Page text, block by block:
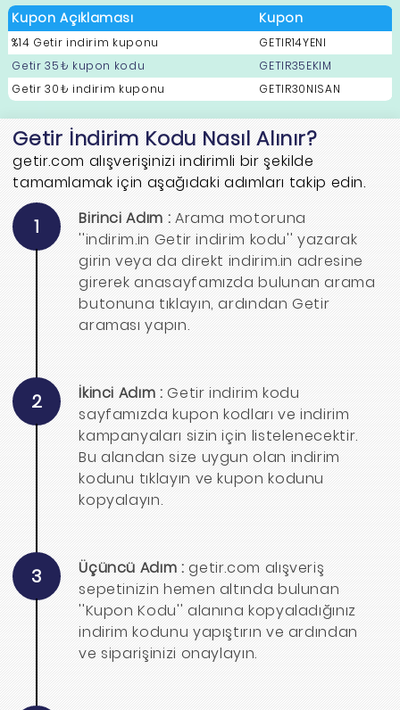
Kupon Açıklaması Kupon
%14 Getir indirim kuponu
GETIR14YENI
Getir 35₺ kupon kodu
GETIR35EKIM
Getir 30₺ indirim kuponu
GETIR30NISAN
Getir İndirim Kodu Nasıl Alınır?
getir.com alışverişinizi indirimli bir şekilde
tamamlamak için aşağıdaki adımları takip edin.
1 Birinci Adım : Arama motoruna
''indirim.in Getir indirim kodu'' yazarak
girin veya da direkt indirim.in adresine
girerek anasayfamızda bulunan arama
butonuna tıklayın, ardından Getir
araması yapın.
2 İkinci Adım : Getir indirim kodu
sayfamızda kupon kodları ve indirim
kampanyaları sizin için listelenecektir.
Bu alandan size uygun olan indirim
kodunu tıklayın ve kupon kodunu
kopyalayın.
3 Üçüncü Adım : getir.com alışveriş
sepetinizin hemen altında bulunan
''Kupon Kodu'' alanına kopyaladığınız
indirim kodunu yapıştırın ve ardından
ve siparişinizi onaylayın.